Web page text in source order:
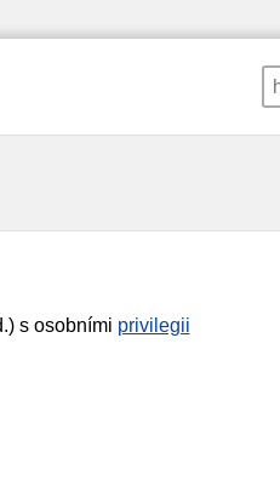
s osobními privilegii